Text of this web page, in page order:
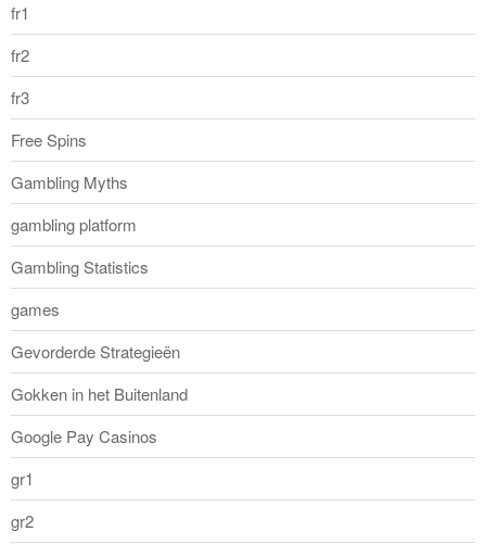
fr1
fr2
fr3
Free Spins
Gambling Myths
gambling platform
Gambling Statistics
games
Gevorderde Strategieën
Gokken in het Buitenland
Google Pay Casinos
gr1
gr2